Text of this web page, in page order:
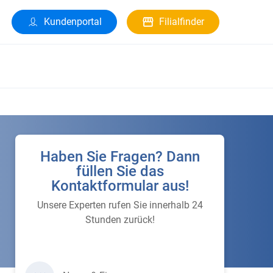
Kundenportal Filialfinder
Haben Sie Fragen? Dann
füllen Sie das
Kontaktformular aus!
Unsere Experten rufen Sie innerhalb 24
Stunden zurück!